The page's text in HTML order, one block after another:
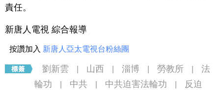
責任。
新唐人電視 綜合報導
按讚加入 新唐人亞太電視台粉絲團
劉新雲 山西 淄博 勞教所
法
輪功
中共 中共迫害法輪功
反迫